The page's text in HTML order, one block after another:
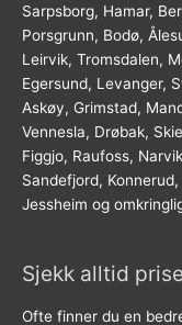
Sarpsborg, Hamar,
Porsgrunn, Bodø,
Leirvik, Tromsdalen,
Egersund, Levanger,
Askøy, Grimstad,
Vennesla, Drøbak,
Figgjo, Raufoss,
Sandefjord,
Jessheim og
Sjekk alltid
Ofte finner du en